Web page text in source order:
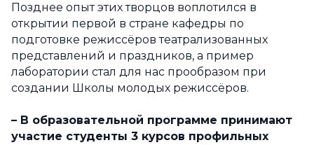
Позднее опыт этих творцов воплотился в
открытии первой в стране кафедры по
подготовке режиссёров театрализованных
представлений и праздников, а пример
лаборатории стал для нас прообразом при
создании Школы молодых режиссёров.
– В образовательной программе принимают
участие студенты 3 курсов профильных